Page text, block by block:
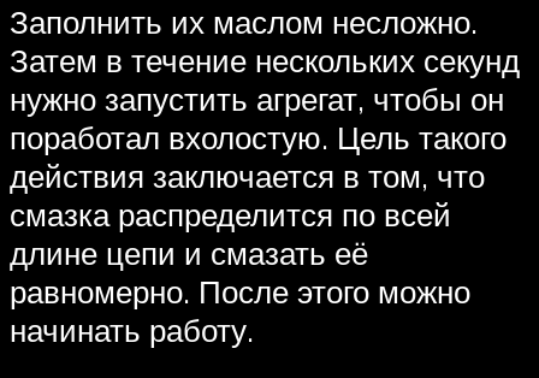
Заполнить их маслом несложно.
Затем в течение нескольких секунд
нужно запустить агрегат, чтобы он
поработал вхолостую. Цель такого
действия заключается в том, что
смазка распределится по всей
длине цепи и смазать её
равномерно. После этого можно
начинать работу.